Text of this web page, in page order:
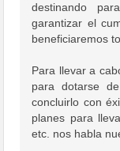
destinando
garantizar el
beneficiaremos
Para llevar a
para dotarse
concluirlo con
planes para
etc. nos habla